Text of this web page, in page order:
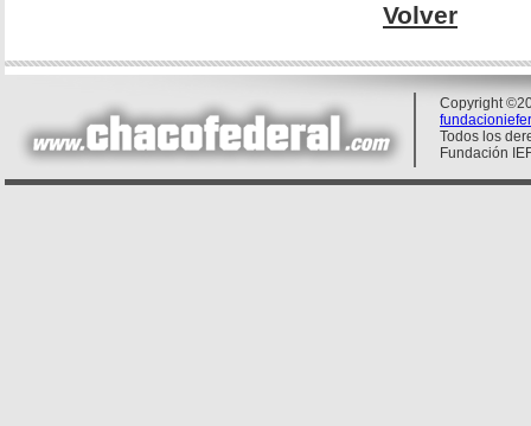
Volver
Copyright
Todos los
Fundación